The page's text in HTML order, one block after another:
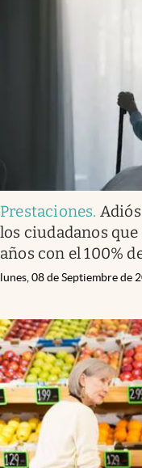
Prestaciones.
los ciudadanos
años con el 100%
lunes, 08 de Septiembre de